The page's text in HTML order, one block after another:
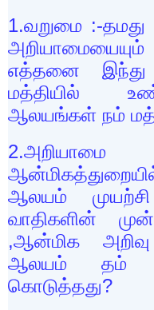
1.வறுமை :-
எத்தனை
மத்தியில்
ஆலயங்கள் நம்
2.
ஆலயம் முயற்சி
வாதிகளின்
,ஆன்மிக
ஆலயம் தம்
கொடுத்தது?